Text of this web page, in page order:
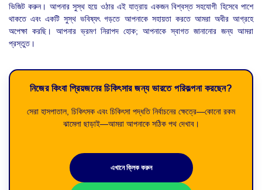
ভিজিট করুন। আপনার সুস্থ হয়ে ওঠার এই যাত্রায় একজন বিশ্বস্ত সহযোগী হিসেবে পাশে
থাকতে এবং একটি সুস্থ ভবিষ্যৎ গড়তে আপনাকে সহায়তা করতে আমরা অধীর আগ্রহে
অপেক্ষা করছি। আপনার ভ্রমণ নিরাপদ হোক; আপনাকে স্বাগত জানানোর জন্য আমরা
প্রস্তুত।
নিজের কিংবা প্রিয়জনের চিকিৎসার জন্য ভারতে পরিকল্পনা করছেন?
সেরা হাসপাতাল, চিকিৎসক এবং চিকিৎসা পদ্ধতি নির্বাচনের ক্ষেত্রে—কোনো রকম
ঝামেলা ছাড়াই—আমরা আপনাকে সঠিক পথ দেখাব।
এখানে ক্লিক করুন